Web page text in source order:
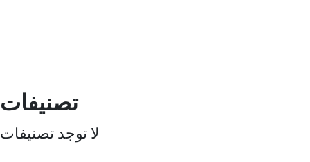
تصنيفات
لا توجد تصنيفات